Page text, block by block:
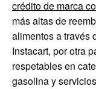
crédito de marca
más altas de
alimentos a través
Instacart, por otra
respetables en
gasolina y